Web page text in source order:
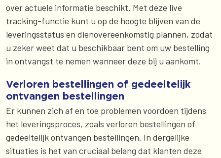
over actuele informatie beschikt. Met deze live
tracking-functie kunt u op de hoogte blijven van de
leveringsstatus en dienovereenkomstig plannen, zodat
u zeker weet dat u beschikbaar bent om uw bestelling
in ontvangst te nemen wanneer deze bij u aankomt.
Verloren bestellingen of gedeeltelijk
ontvangen bestellingen
Er kunnen zich af en toe problemen voordoen tijdens
het leveringsproces, zoals verloren bestellingen of
gedeeltelijk ontvangen bestellingen. In dergelijke
situaties is het van cruciaal belang dat klanten deze